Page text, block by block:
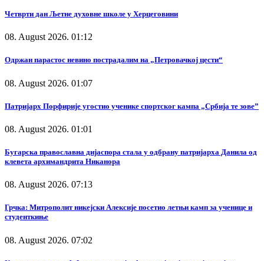
Четврти дан Љетне духовне школе у Херцеговини
08. August 2026. 01:12
Одржан парастос невино пострадалим на „Петровачкој цести“
08. August 2026. 01:07
Патријарх Порфирије угостио ученике спортског кампа „Србија те зове”
08. August 2026. 01:01
Бугарска православна дијаспора стала у одбрану патријарха Данила од
клевета архимандрита Никанора
08. August 2026. 07:13
Грчка: Митрополит никејски Алексије посетио летњи камп за ученице и
студенткиње
08. August 2026. 07:02